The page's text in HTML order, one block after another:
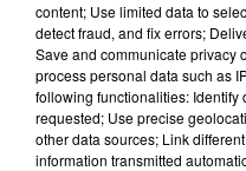
successives
de redéfinir les
Bassin de Thau, où
désormais la capacité à
content; Use limited data to
detect fraud, and fix errors;
Save and communicate privacy
process personal data such as
following functionalities:
requested; Use precise
other data sources; Link
information transmitted